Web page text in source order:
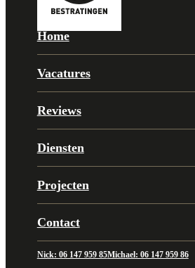
Home
Vacatures
Reviews
Diensten
Projecten
Contact
Nick: 06 147 959 85Michael: 06 147 959 86